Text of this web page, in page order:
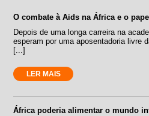
O combate à Aids na África e o
Depois de uma longa carreira na
esperam por uma aposentadoria livre
[...]
LER MAIS
África poderia alimentar o mundo